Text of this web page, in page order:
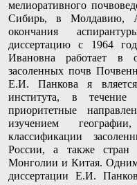
мелиоративного
Сибирь, в Молдавию,
окончания
диссертацию с 1964
Ивановна работает в
засоленных почв
Е.И. Панкова я
института, в течение
приоритетные
изучением
классификации
России, а также
Монголии и Китая.
диссертации Е.И.